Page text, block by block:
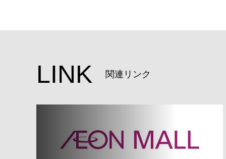
LINK 関連リンク